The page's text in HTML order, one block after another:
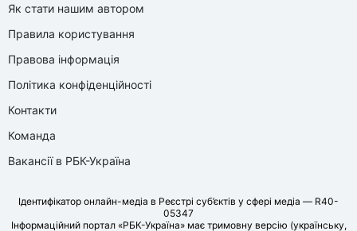
Як стати нашим автором
Правила користування
Правова інформація
Політика конфіденційності
Контакти
Команда
Вакансії в РБК-Україна
Ідентифікатор онлайн-медіа в Реєстрі суб’єктів у сфері медіа — R40-
05347
Інформаційний портал «РБК-Україна» має тримовну версію (українську,